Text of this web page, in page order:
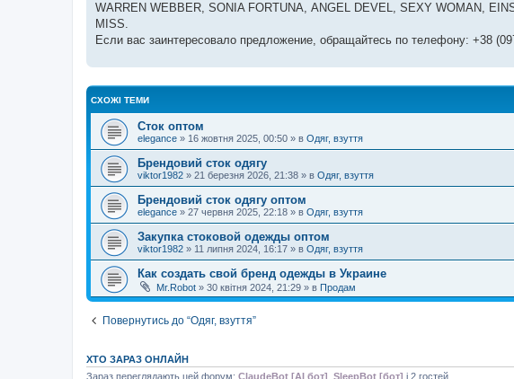
WARREN WEBBER, SONIA FORTUNА, ANGEL DEVEL, SEXY WOMAN,
MISS.
Если вас заинтересовало предложение, обращайтесь по телефону: +38
СХОЖІ ТЕМИ
Сток оптом
elegance » 16 жовтня 2025, 00:50 » в Одяг, взуття
Брендовий сток одягу
viktor1982 » 21 березня 2026, 21:38 » в Одяг, взуття
Брендовий сток одягу оптом
elegance » 27 червня 2025, 22:18 » в Одяг, взуття
Закупка стоковой одежды оптом
viktor1982 » 11 липня 2024, 16:17 » в Одяг, взуття
Как создать свой бренд одежды в Украине
Mr.Robot » 30 квітня 2024, 21:29 » в Продам
Повернутись до “Одяг, взуття”
ХТО ЗАРАЗ ОНЛАЙН
Зараз переглядають цей форум: ClaudeBot [AI бот] SleepBot [бот] і 2 гостей